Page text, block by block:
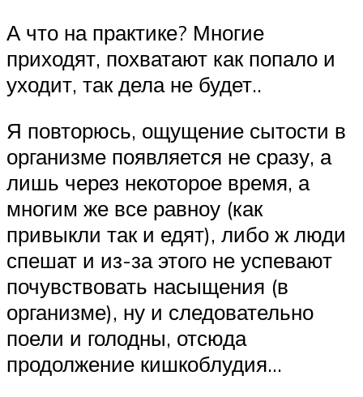
А что на практике? Многие
приходят, похватают как попало и
уходит, так дела не будет..
Я повторюсь, ощущение сытости в
организме появляется не сразу, а
лишь через некоторое время, а
многим же все равноу (как
привыкли так и едят), либо ж люди
спешат и из-за этого не успевают
почувствовать насыщения (в
организме), ну и следовательно
поели и голодны, отсюда
продолжение кишкоблудия…